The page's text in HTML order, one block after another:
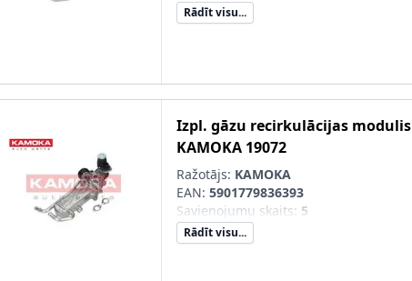
Rādīt visu...
Izpl. gāzu recirkulācijas modulis
KAMOKA 19072
Ražotājs: KAMOKA
EAN: 5901779836393
Savienojumu skaits: 5
Rādīt visu...